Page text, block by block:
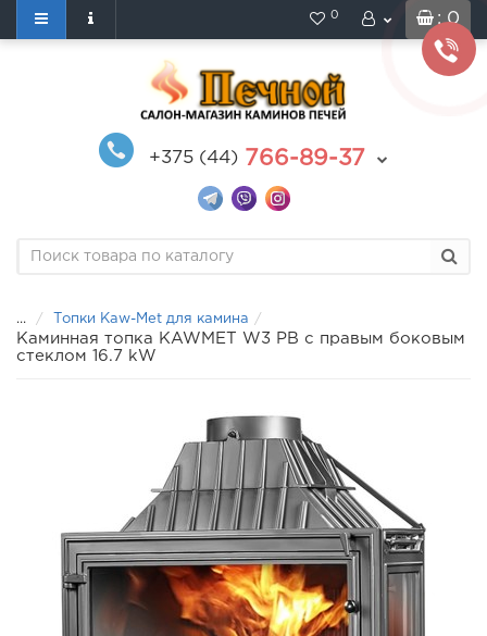
: 0
0
+375 (44) 766-89-37
... Топки Kaw-Met для камина
Каминная топка KAWMET W3 PB c правым боковым
стеклом 16.7 kW